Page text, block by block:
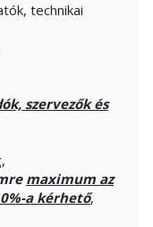
technikai
szervezők és
maximum az
a kérhető,